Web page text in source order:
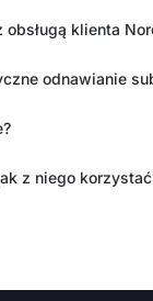
klienta
odnawianie
z niego